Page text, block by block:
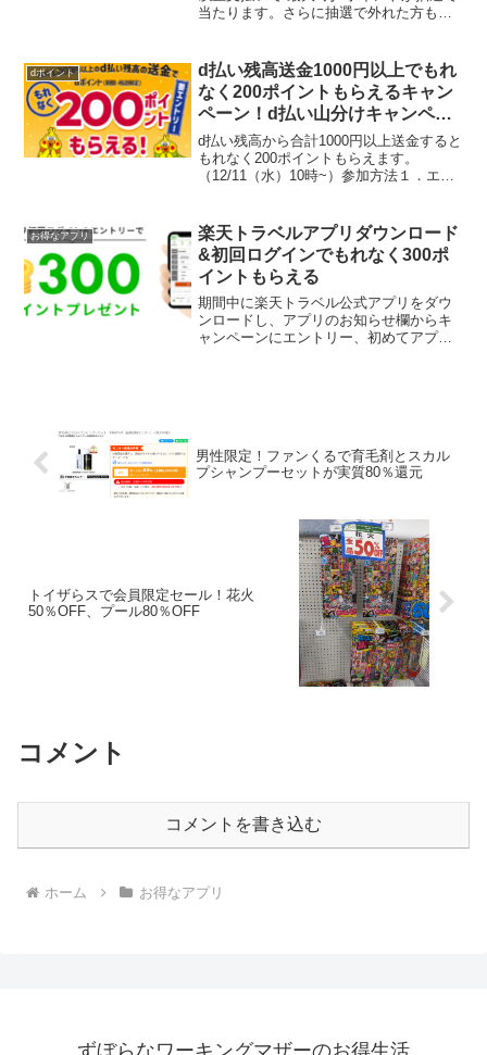
当たります。さらに抽選で外れた方もし
けプレゼント賞品抽選：合計10,00...
dポイント
d払い残高送金1000円以上でもれ
なく200ポイントもらえるキャン
ペーン！d払い山分けキャンペー
ンも同時参加しよう
d払い残高から合計1000円以上送金すると
もれなく200ポイントもらえます。
（12/11（水）10時~）参加方法１．エン
電話番号、QRコード、SNS、メールから
選択で...
お得なアプリ
楽天トラベルアプリダウンロード
&初回ログインでもれなく300ポ
イントもらえる
期間中に楽天トラベル公式アプリをダウ
ンロードし、アプリのお知らせ欄からキ
ャンペーンにエントリー、初めてアプリ
男性限定！ファンくるで育毛剤とスカル
プシャンプーセットが実質80％還元
トイザらスで会員限定セール！花火
50％OFF、プール80％OFF
コメント
コメントを書き込む
ホーム お得なアプリ
ずぼらなワーキングマザーのお得生活